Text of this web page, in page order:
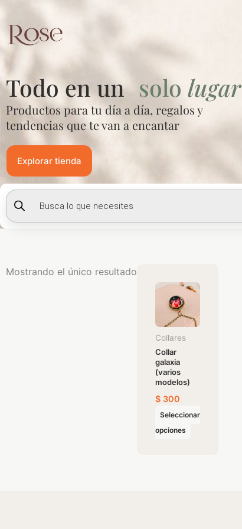
contenido
Todo en un sololugar
Productos para tu día a día, regalos y
tendencias que te van a encantar
Explorar tienda
Búsqueda
de
productos
Mostrando el único resultado
Collares
Collar
galaxia
(varios
modelos)
$ 300
Seleccionar
opciones
producto
tiene
múltiples
variantes.
Las
opciones
se
pueden
elegir